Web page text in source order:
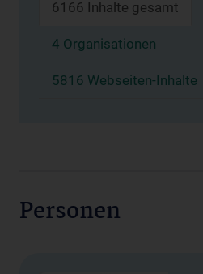
6166 Inhalte gesamt
4 Organisationen
5816 Webseiten-Inhalte
Personen